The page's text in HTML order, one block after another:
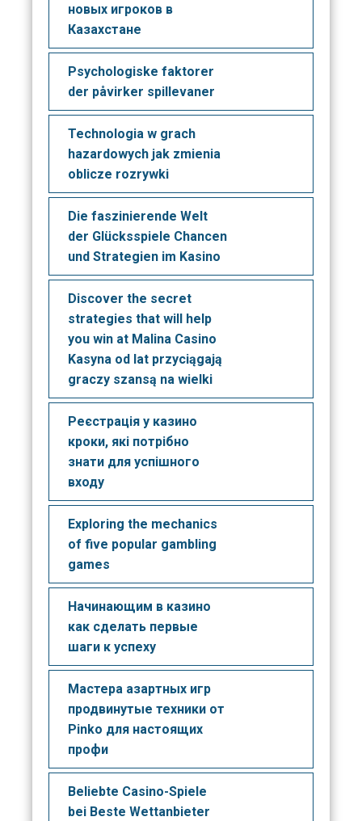
новых игроков в
Казахстане
Psychologiske faktorer
der påvirker spillevaner
Technologia w grach
hazardowych jak zmienia
oblicze rozrywki
Die faszinierende Welt
der Glücksspiele Chancen
und Strategien im Kasino
Discover the secret
strategies that will help
you win at Malina Casino
Kasyna od lat przyciągają
graczy szansą na wielki
Реєстрація у казино
кроки, які потрібно
знати для успішного
входу
Exploring the mechanics
of five popular gambling
games
Начинающим в казино
как сделать первые
шаги к успеху
Мастера азартных игр
продвинутые техники от
Pinko для настоящих
профи
Beliebte Casino-Spiele
bei Beste Wettanbieter